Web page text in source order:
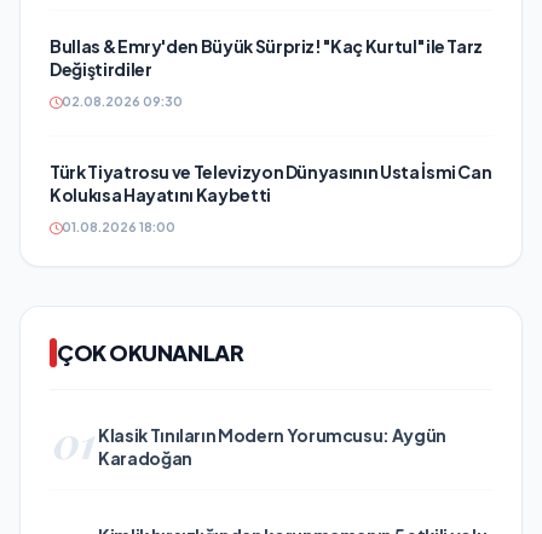
Bullas & Emry'den Büyük Sürpriz! "Kaç Kurtul" ile Tarz
Değiştirdiler
02.08.2026 09:30
Türk Tiyatrosu ve Televizyon Dünyasının Usta İsmi Can
Kolukısa Hayatını Kaybetti
01.08.2026 18:00
ÇOK OKUNANLAR
01 Klasik Tınıların Modern Yorumcusu: Aygün
Karadoğan